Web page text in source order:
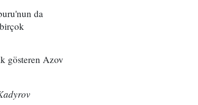
da
gösteren Azov